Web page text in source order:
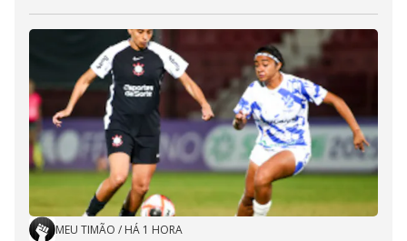
MEU TIMÃO / HÁ 1 HORA